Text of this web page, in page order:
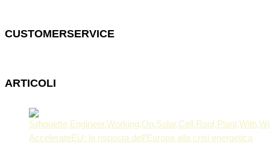
CUSTOMERSERVICE
ARTICOLI
AccelerateEU: la risposta dell’Europa alla crisi energetica